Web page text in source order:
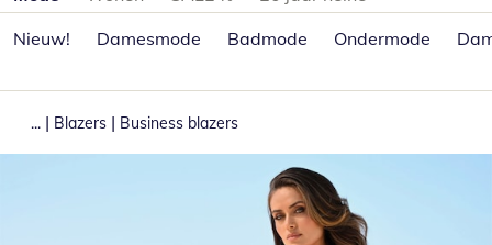
Nieuw!
Damesmode Badmode Ondermode
... | Blazers | Business blazers